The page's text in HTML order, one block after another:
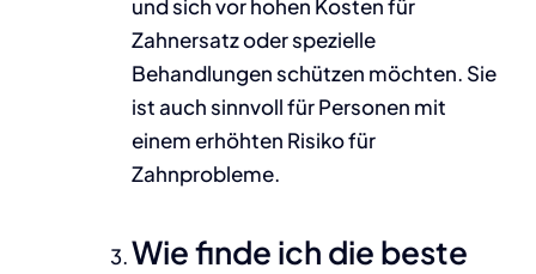
und sich vor hohen Kosten für
Zahnersatz oder spezielle
Behandlungen schützen möchten. Sie
ist auch sinnvoll für Personen mit
einem erhöhten Risiko für
Zahnprobleme.
Wie finde ich die beste